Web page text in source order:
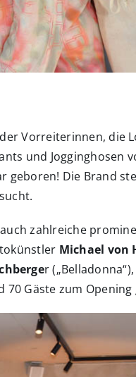
Vorreiterinnen, die
und Jogginghosen
geboren! Die Brand
zahlreiche
Michael von
r
Gäste zum Opening